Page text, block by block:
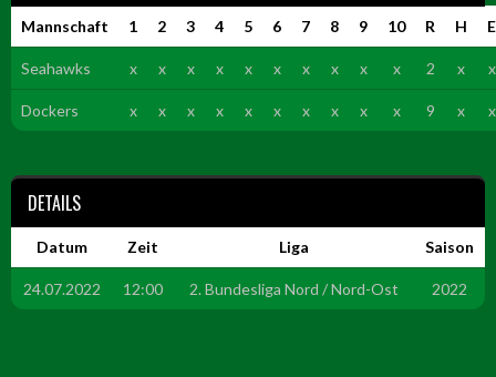
Mannschaft 1 2 3 4 5 6 7 8 9 10 R H E
Seahawks x x x x x x x x x x 2 x x
Dockers x x x x x x x x x x 9 x x
DETAILS
Datum Zeit Liga Saison
24.07.2022 12:00 2. Bundesliga Nord / Nord-Ost 2022